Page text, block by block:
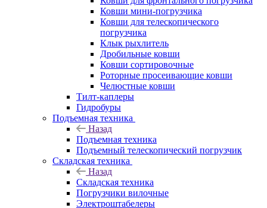
Ковши мини-погрузчика
Ковши для телескопического
погрузчика
Клык рыхлитель
Дробильные ковши
Ковши сортировочные
Роторные просеивающие ковши
Челюстные ковши
Тилт-каплеры
Гидробуры
Подъемная техника
Назад
Подъемная техника
Подъемный телескопический погрузчик
Складская техника
Назад
Складская техника
Погрузчики вилочные
Электроштабелеры